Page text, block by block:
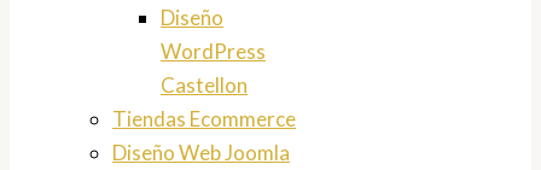
Diseño
WordPress
Castellon
Tiendas Ecommerce
Diseño Web Joomla